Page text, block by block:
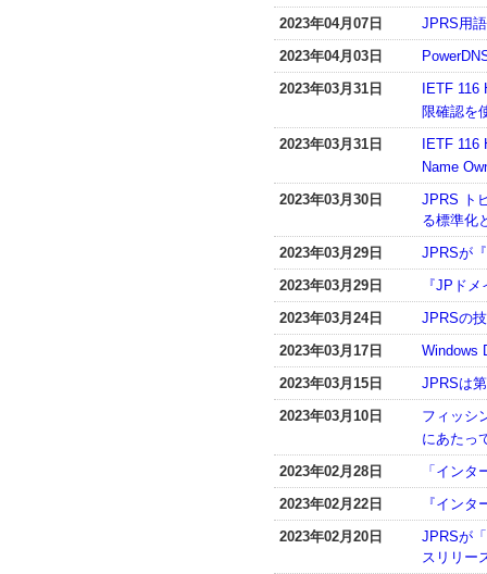
2023年04月07日
JPRS用
2023年04月03日
2023年03月31日
IETF
限確認を
2023年03月31日
IETF
Name
2023年03月30日
JPRS ト
る標準化
2023年03月29日
JPRSが
2023年03月29日
『JPド
2023年03月24日
JPRSの
2023年03月17日
Windows
2023年03月15日
JPRSは
2023年03月10日
フィッシ
にあたっ
2023年02月28日
「イン
2023年02月22日
『イン
2023年02月20日
JPRSが
スリリー